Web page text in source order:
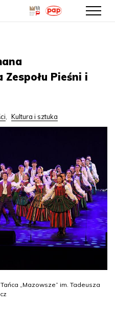
treści
Pieśni i
, Kultura i sztuka
„Mazowsze” im. Tadeusza